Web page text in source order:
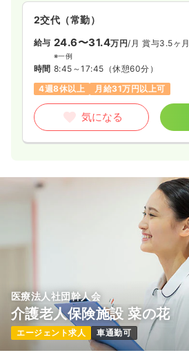
2交代（常勤）
給与 24.6〜31.4万円/月 賞与3.5ヶ月
※一例
時間 8:45～17:45 （休憩60分）
4週8休以上
月給31万円以上可
気になる
医療法人社団幹人会
介護老人保険施設 菜の花
エージェント求人 車通勤可